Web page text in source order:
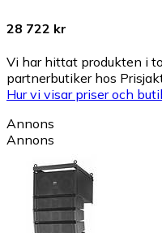
28 722 kr
Vi har hittat produkten i
partnerbutiker hos
Hur vi visar priser och
Annons
Annons